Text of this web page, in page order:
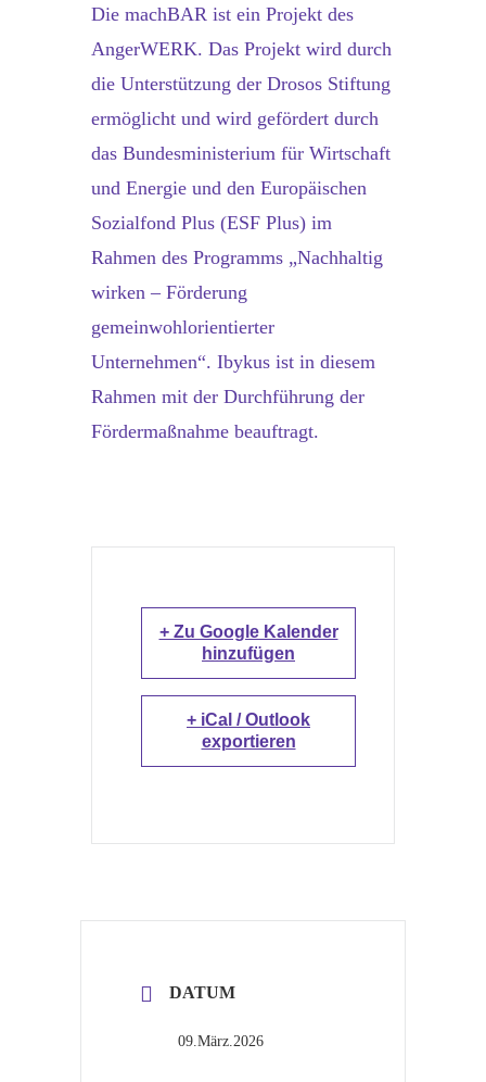
Die machBAR ist ein Projekt des
AngerWERK. Das Projekt wird durch
die Unterstützung der Drosos Stiftung
ermöglicht und wird gefördert durch
das Bundesministerium für Wirtschaft
und Energie und den Europäischen
Sozialfond Plus (ESF Plus) im
Rahmen des Programms „Nachhaltig
wirken – Förderung
gemeinwohlorientierter
Unternehmen“. Ibykus ist in diesem
Rahmen mit der Durchführung der
Fördermaßnahme beauftragt.
+ Zu Google Kalender
hinzufügen
+ iCal / Outlook
exportieren
DATUM
09.März.2026